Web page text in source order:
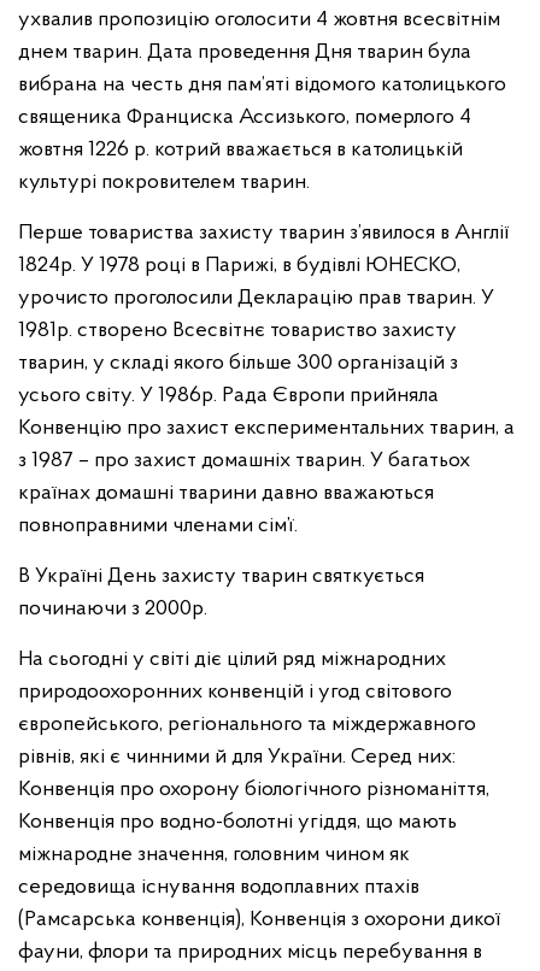
ухвалив пропозицію оголосити 4 жовтня всесвітнім
днем тварин. Дата проведення Дня тварин була
вибрана на честь дня пам’яті відомого католицького
священика Франциска Ассизького, померлого 4
жовтня 1226 р. котрий вважається в католицькій
культурі покровителем тварин.
Перше товариства захисту тварин з’явилося в Англії
1824р. У 1978 році в Парижі, в будівлі ЮНЕСКО,
урочисто проголосили Декларацію прав тварин. У
1981р. створено Всесвітнє товариство захисту
тварин, у складі якого більше 300 організацій з
усього світу. У 1986р. Рада Європи прийняла
Конвенцію про захист експериментальних тварин, а
з 1987 – про захист домашніх тварин. У багатьох
країнах домашні тварини давно вважаються
повноправними членами сім’ї.
В Україні День захисту тварин святкується
починаючи з 2000р.
На сьогодні у світі діє цілий ряд міжнародних
природоохоронних конвенцій і угод світового
європейського, регіонального та міждержавного
рівнів, які є чинними й для України. Серед них:
Конвенція про охорону біологічного різноманіття,
Конвенція про водно-болотні угіддя, що мають
міжнародне значення, головним чином як
середовища існування водоплавних птахів
(Рамсарська конвенція), Конвенція з охорони дикої
фауни, флори та природних місць перебування в